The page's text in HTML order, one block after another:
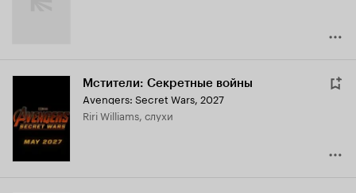
Мстители: Секретные войны
Avengers: Secret Wars, 2027
Riri Williams, слухи